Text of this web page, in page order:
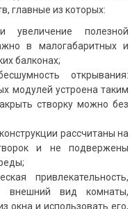
главные из которых:
увеличение полезной
в малогабаритных и
балконах;
открывания:
модулей устроена таким
створку можно без
рассчитаны на
и не подвержены
привлекательность,
внешний вид комнаты,
окна и использовать его,